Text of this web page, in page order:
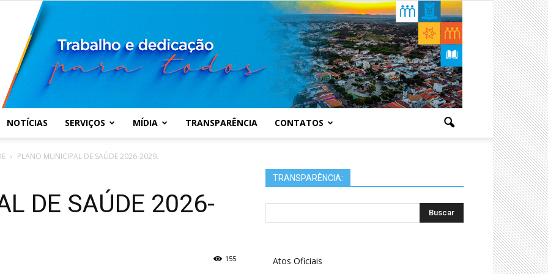
NOTÍCIAS SERVIÇOS MÍDIA TRANSPARÊNCIA CONTATOS
PLANO MUNICIPAL DE SAÚDE 2026-2029.
DE SAÚDE 2026-
155
TRANSPARÊNCIA:
Atos Oficiais